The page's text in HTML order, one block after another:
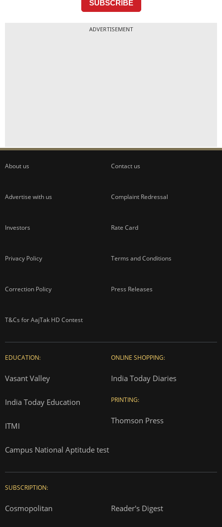
ADVERTISEMENT
About us Contact us
Advertise with us Complaint Redressal
Investors Rate Card
Privacy Policy Terms and Conditions
Correction Policy Press Releases
T&Cs for AajTak HD Contest
EDUCATION:
Vasant Valley
India Today Education
ITMI
Campus National Aptitude test
ONLINE SHOPPING:
India Today Diaries
PRINTING:
Thomson Press
SUBSCRIPTION:
Cosmopolitan Reader's Digest